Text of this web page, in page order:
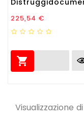
Prezzo
225,54 €

Visualizzazione